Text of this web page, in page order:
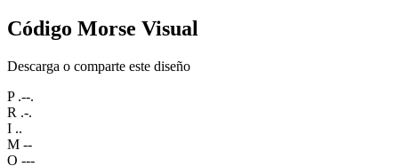
Código Morse Visual
Descarga o comparte este diseño
P .--.
R .-.
I ..
M --
O ---